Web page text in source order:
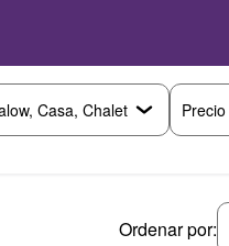
Precio
Ordenar por: